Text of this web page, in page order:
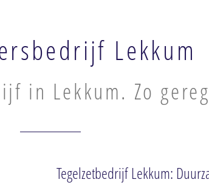
Lekkum
in Lekkum. Zo
Tegelzetbedrijf Lekkum: